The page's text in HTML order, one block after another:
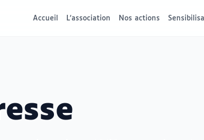
Accueil L'association Nos actions